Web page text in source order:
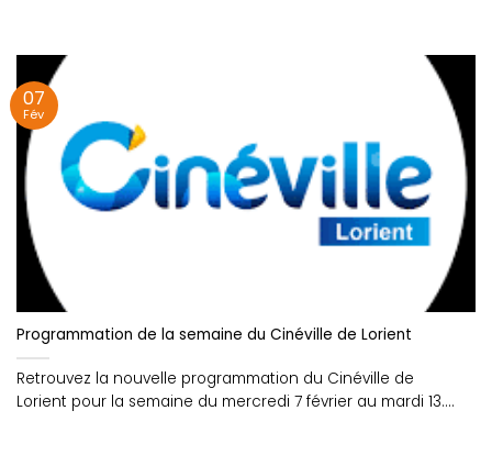
Programmation de la semaine du Cinéville de Lorient
Retrouvez la nouvelle programmation du Cinéville de
Lorient pour la semaine du mercredi 7 février au mardi 13....
07
Fév